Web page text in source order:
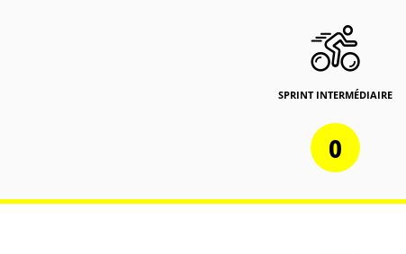
SPRINT INTERMÉDIAIRE
0